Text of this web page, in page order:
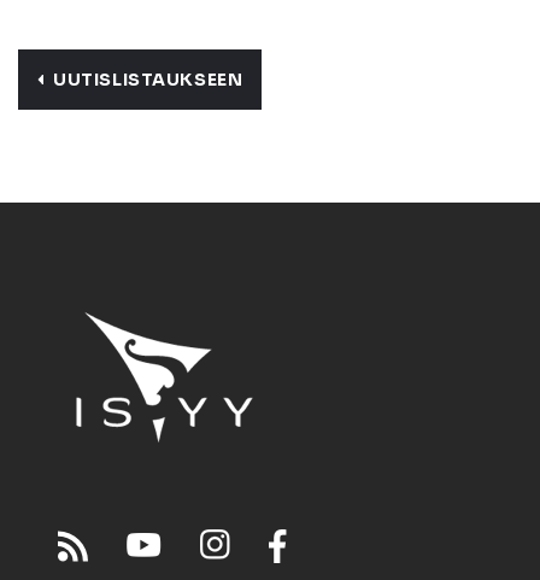
UUTISLISTAUKSEEN